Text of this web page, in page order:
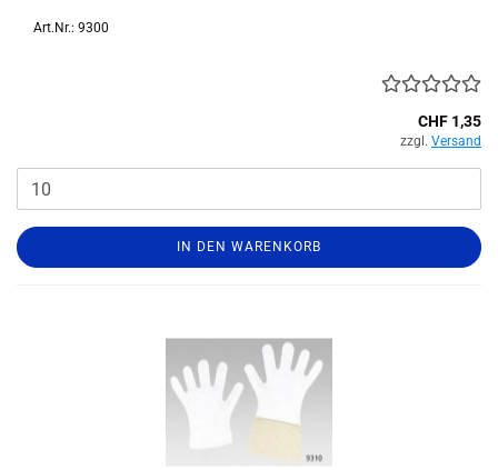
Art.Nr.: 9300
CHF 1,35
zzgl. Versand
IN DEN WARENKORB